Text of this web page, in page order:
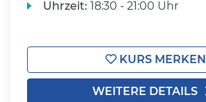
Uhrzeit: 18:30 - 21:00 Uhr
KURS MERKEN
WEITERE DETAILS